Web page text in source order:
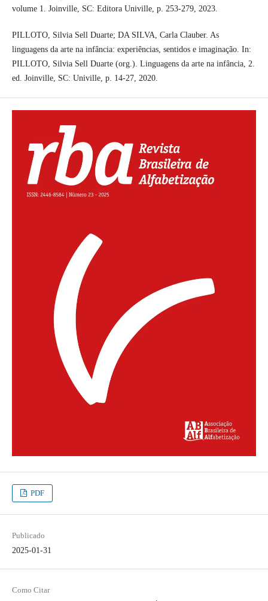
volume 1. Joinville, SC: Editora Univille, p. 253-279, 2023.
PILLOTO, Silvia Sell Duarte; DA SILVA, Carla Clauber. As
linguagens da arte na infância: experiências, sentidos e imaginação. In:
PILLOTO, Silvia Sell Duarte (org.). Linguagens da arte na infância, 2.
ed. Joinville, SC: Univille, p. 14-27, 2020.
PDF
Publicado
2025-01-31
Como Citar